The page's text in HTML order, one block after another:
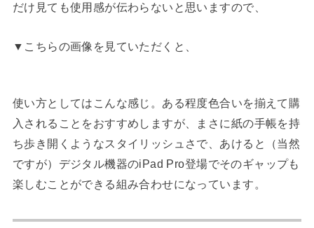
だけ見ても使用感が伝わらないと思いますので、
▼こちらの画像を見ていただくと、
使い方としてはこんな感じ。ある程度色合いを揃えて購
入されることをおすすめしますが、まさに紙の手帳を持
ち歩き開くようなスタイリッシュさで、あけると（当然
ですが）デジタル機器のiPad Pro登場でそのギャップも
楽しむことができる組み合わせになっています。